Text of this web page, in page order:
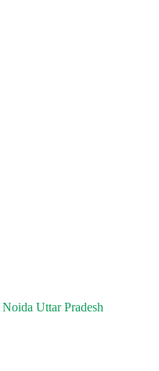
Noida Uttar Pradesh